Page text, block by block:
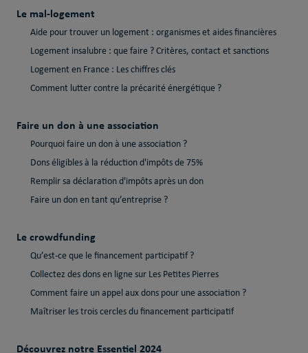
Le mal-logement
Aide pour trouver un logement : organismes et aides financières
Logement insalubre : que faire ? Critères, contact et sanctions
Logement en France : Les chiffres clés
Comment lutter contre la précarité énergétique ?
Faire un don à une association
Pourquoi faire un don à une association ?
Dons éligibles à la réduction d'impôts de 75%
Remplir sa déclaration d'impôts après un don
Faire un don en tant qu’entreprise ?
Le crowdfunding
Qu’est-ce que le financement participatif ?
Collectez des dons en ligne sur Les Petites Pierres
Comment faire un appel aux dons pour une association ?
Maîtriser les trois cercles du financement participatif
Découvrez notre Essentiel 2024